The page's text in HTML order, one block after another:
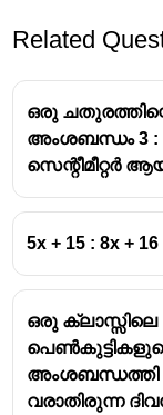
Related
ഒരു
അംശബന്ധം 3 : 2
സെന്റീമീറ്റർ
5x + 15 : 8x +
ഒരു
അംശബന്ധത്തി
വരാതിരുന്ന